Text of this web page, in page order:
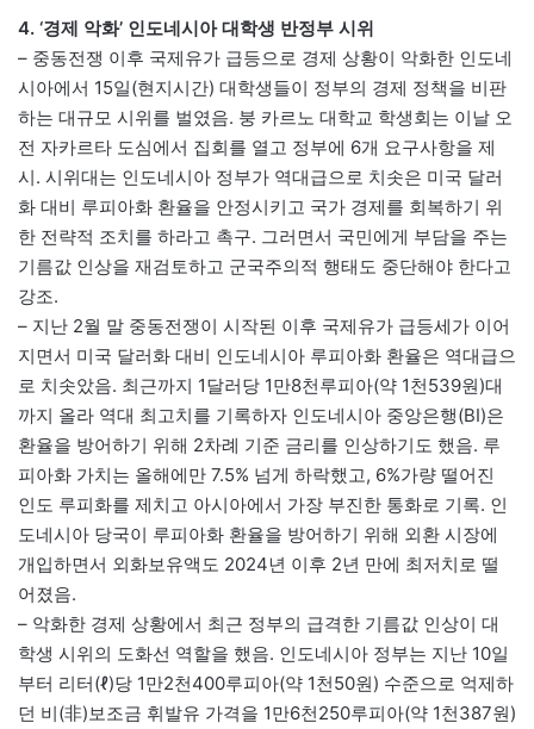
4. ‘경제 악화’ 인도네시아 대학생 반정부 시위
– 중동전쟁 이후 국제유가 급등으로 경제 상황이 악화한 인도네
시아에서 15일(현지시간) 대학생들이 정부의 경제 정책을 비판
하는 대규모 시위를 벌였음. 붕 카르노 대학교 학생회는 이날 오
전 자카르타 도심에서 집회를 열고 정부에 6개 요구사항을 제
시. 시위대는 인도네시아 정부가 역대급으로 치솟은 미국 달러
화 대비 루피아화 환율을 안정시키고 국가 경제를 회복하기 위
한 전략적 조치를 하라고 촉구. 그러면서 국민에게 부담을 주는
기름값 인상을 재검토하고 군국주의적 행태도 중단해야 한다고
강조.
– 지난 2월 말 중동전쟁이 시작된 이후 국제유가 급등세가 이어
지면서 미국 달러화 대비 인도네시아 루피아화 환율은 역대급으
로 치솟았음. 최근까지 1달러당 1만8천루피아(약 1천539원)대
까지 올라 역대 최고치를 기록하자 인도네시아 중앙은행(BI)은
환율을 방어하기 위해 2차례 기준 금리를 인상하기도 했음. 루
피아화 가치는 올해에만 7.5% 넘게 하락했고, 6%가량 떨어진
인도 루피화를 제치고 아시아에서 가장 부진한 통화로 기록. 인
도네시아 당국이 루피아화 환율을 방어하기 위해 외환 시장에
개입하면서 외화보유액도 2024년 이후 2년 만에 최저치로 떨
어졌음.
– 악화한 경제 상황에서 최근 정부의 급격한 기름값 인상이 대
학생 시위의 도화선 역할을 했음. 인도네시아 정부는 지난 10일
부터 리터(ℓ)당 1만2천400루피아(약 1천50원) 수준으로 억제하
던 비(非)보조금 휘발유 가격을 1만6천250루피아(약 1천387원)